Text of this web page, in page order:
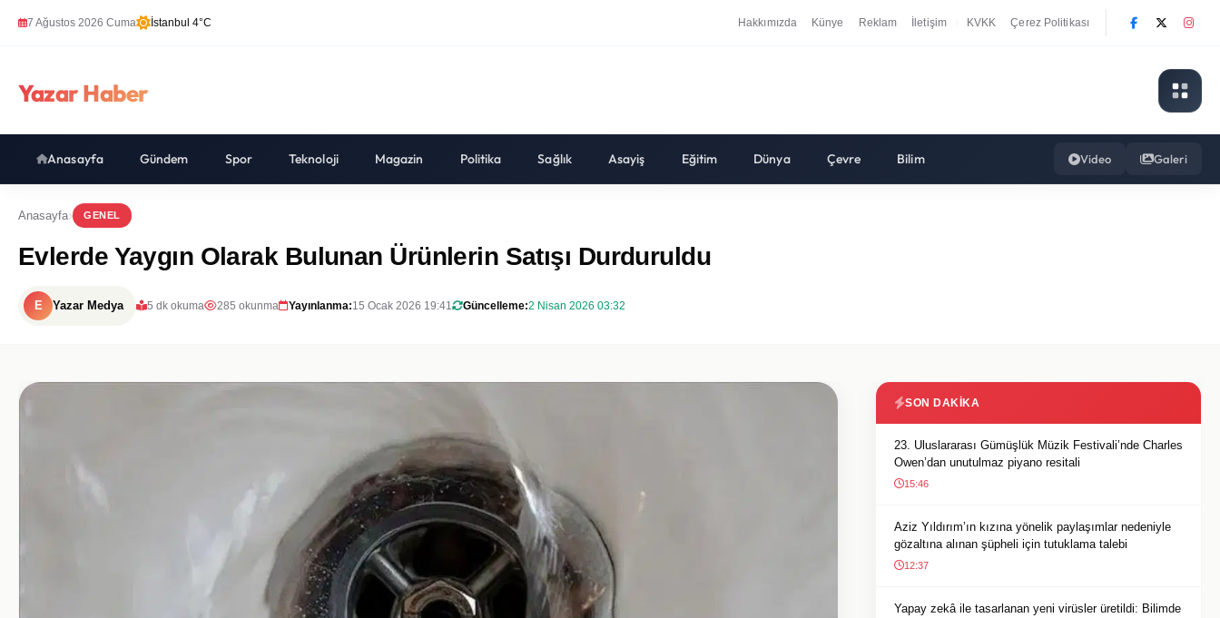
7 Ağustos 2026 Cuma İstanbul 4°C Hakkımızda Künye Reklam İletişim KVKK Çerez Politikası
Yazar Haber
Anasayfa Gündem Spor Teknoloji Magazin Politika Sağlık Asayiş Eğitim Dünya Çevre Bilim Video Galeri
Anasayfa GENEL
Evlerde Yaygın Olarak Bulunan Ürünlerin Satışı Durduruldu
E Yazar Medya 5 dk okuma 285 okunma Yayınlanma:15 Ocak 2026 19:41 Güncelleme:2 Nisan 2026 03:32
SON DAKIKA
23. Uluslararası Gümüşlük Müzik Festivali’nde Charles
Owen’dan unutulmaz piyano resitali
15:46
Aziz Yıldırım’ın kızına yönelik paylaşımlar nedeniyle
gözaltına alınan şüpheli için tutuklama talebi
12:37
Yapay zekâ ile tasarlanan yeni virüsler üretildi: Bilimde